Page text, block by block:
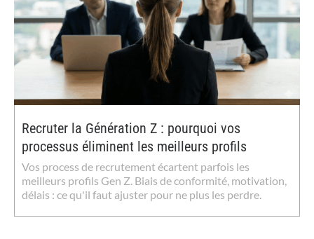
Recruter la Génération Z : pourquoi vos
processus éliminent les meilleurs profils
Vos process de recrutement écartent parfois les
meilleurs profils Gen Z. Biais de conformité, motivation,
délais : ce qu'il faut ajuster pour ne plus les perdre.